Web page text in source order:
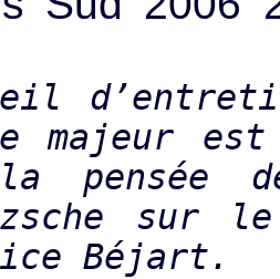
majeur
pensée
sur
Béjart.